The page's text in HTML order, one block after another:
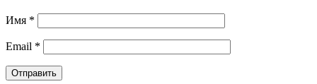
Имя *
Email *